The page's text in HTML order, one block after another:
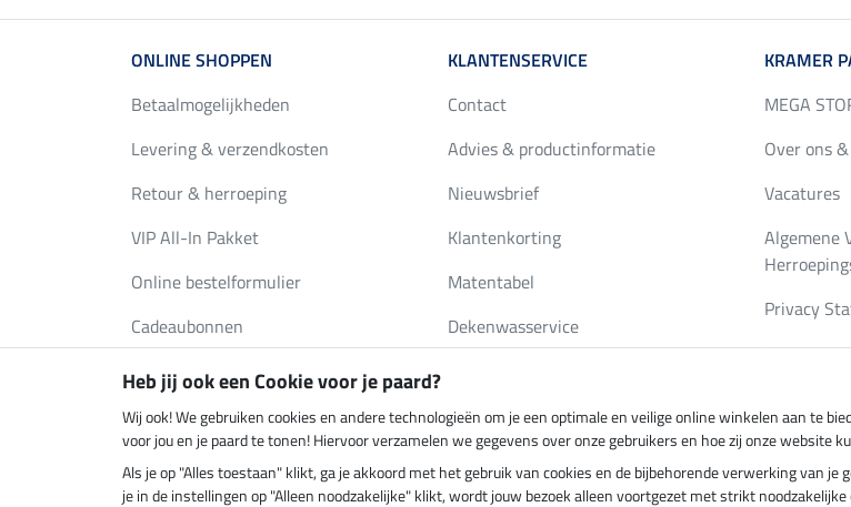
ONLINE SHOPPEN
Betaalmogelijkheden
Levering & verzendkosten
Retour & herroeping
VIP All-In Pakket
Online bestelformulier
Cadeaubonnen
FAQ
KLANTENSERVICE
Contact
Advies & productinformatie
Nieuwsbrief
Klantenkorting
Matentabel
Dekenwasservice
KRAMER
MEGA
Over ons
Vacatures
Algemene
Privacy
Impressum
Klimaatneutrale shop Verzending per Veilig
Heb jij ook een Cookie voor je paard?
Wij ook! We gebruiken cookies en andere technologieën om je een optimale en veilige online winkelen aan te
voor jou en je paard te tonen! Hiervoor verzamelen we gegevens over onze gebruikers en hoe zij onze website
Als je op "Alles toestaan" klikt, ga je akkoord met het gebruik van cookies en de bijbehorende verwerking van
je in de instellingen op "Alleen noodzakelijke" klikt, wordt jouw bezoek alleen voortgezet met strikt